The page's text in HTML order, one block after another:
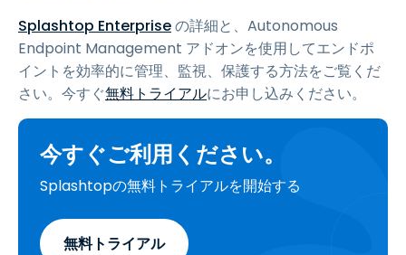
Splashtop Enterpriseの詳細と、Autonomous
Endpoint Management アドオンを使用してエンドポ
イントを効率的に管理、監視、保護する方法をご覧くだ
さい。今すぐ無料トライアルにお申し込みください。
今すぐご利用ください。
Splashtopの無料トライアルを開始する
無料トライアル